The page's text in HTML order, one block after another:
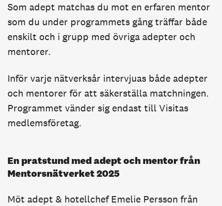
Som adept matchas du mot en erfaren mentor
som du under programmets gång träffar både
enskilt och i grupp med övriga adepter och
mentorer.
Inför varje nätverksår intervjuas både adepter
och mentorer för att säkerställa matchningen.
Programmet vänder sig endast till Visitas
medlemsföretag.
En pratstund med adept och mentor från
Mentorsnätverket 2025
Möt adept & hotellchef Emelie Persson från